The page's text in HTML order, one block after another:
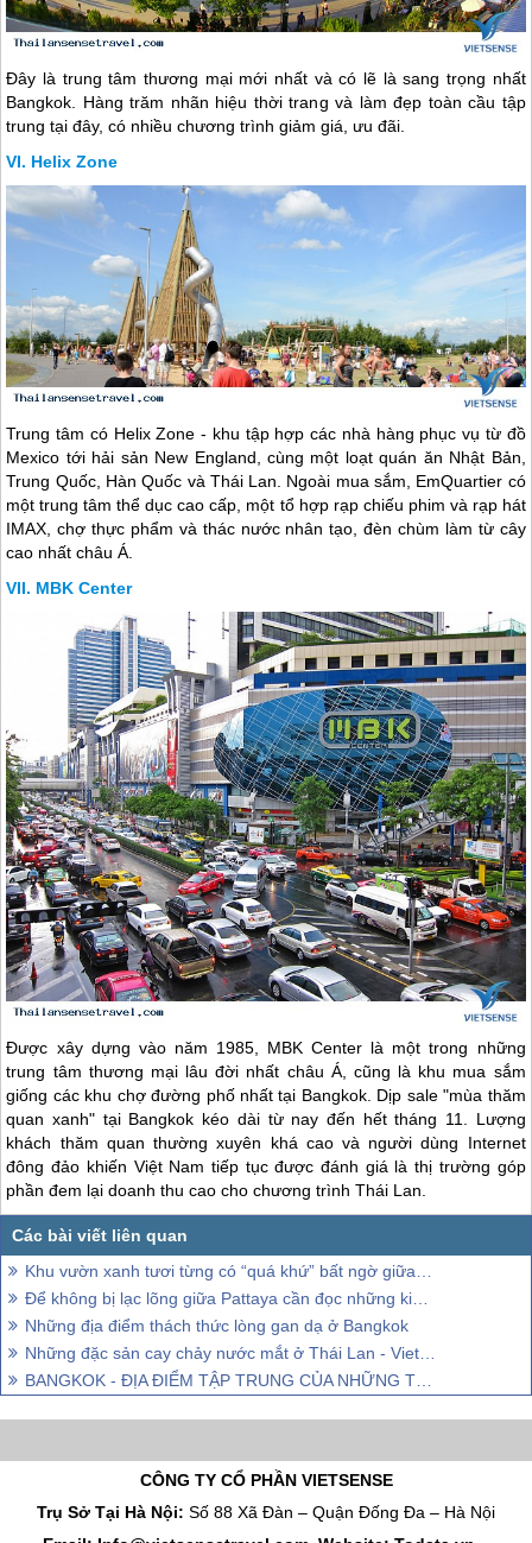
Đây là trung tâm thương mại mới nhất và có lẽ là sang trọng nhất
Bangkok. Hàng trăm nhãn hiệu thời trang và làm đẹp toàn cầu tập
trung tại đây, có nhiều chương trình giảm giá, ưu đãi.
Helix Zone
Trung tâm có Helix Zone - khu tập hợp các nhà hàng phục vụ từ đồ
Mexico tới hải sản New England, cùng một loạt quán ăn Nhật Bản,
Trung Quốc, Hàn Quốc và Thái Lan . Ngoài mua sắm, EmQuartier có
một trung tâm thể dục cao cấp, một tổ hợp rạp chiếu phim và rạp hát
IMAX, chợ thực phẩm và thác nước nhân tạo, đèn chùm làm từ cây
cao nhất châu Á.
MBK Center
Được xây dựng vào năm 1985, MBK Center là một trong những
trung tâm thương mại lâu đời nhất châu Á, cũng là khu mua sắm
giống các khu chợ đường phố nhất tại Bangkok. Dịp sale "mùa thăm
quan xanh" tại Bangkok kéo dài từ nay đến hết tháng 11. Lượng
khách thăm quan thường xuyên khá cao và người dùng Internet
đông đảo khiến Việt Nam tiếp tục được đánh giá là thị trường góp
phần đem lại doanh thu cao cho chương trìnhThái Lan
Khu vườn xanh tươi từng có “quá khứ” bất ngờ giữa lòng Bangkok
Để không bị lạc lõng giữa Pattaya cần đọc những kinh nghiệm này!
Những địa điểm thách thức lòng gan dạ ở Bangkok
Những đặc sản cay chảy nước mắt ở Thái Lan - Vietsense Travel
BANGKOK - ĐỊA ĐIỂM TẬP TRUNG CỦA NHỮNG THƯƠNG HIỆU TOÀN CẦU
CÔNG TY CỔ PHẦN VIETSENSE
Trụ Sở Tại Hà Nội: Số 88 Xã Đàn – Quận Đống Đa – Hà Nội